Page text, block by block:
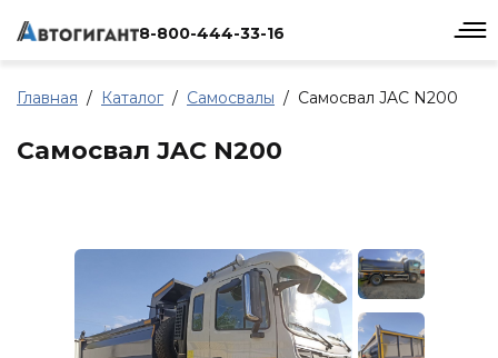
8-800-444-33-16
Главная Каталог Самосвалы Самосвал JAC N200
Самосвал JAC N200